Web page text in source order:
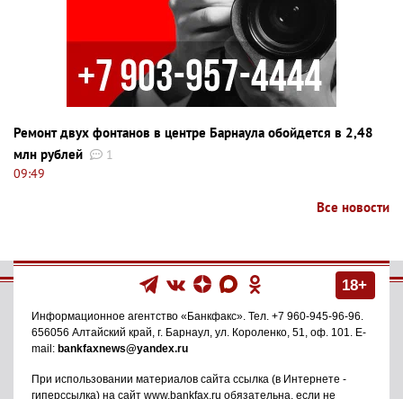
Ремонт двух фонтанов в центре Барнаула обойдется в 2,48
млн рублей
1
09:49
Все новости
18+
Информационное агентство «Банкфакс» . Тел. +7 960-945-96-96
656056 Алтайский край, г. Барнаул ул. Короленко, 51, оф. 101
. E-
mail: bankfaxnews@yandex.ru
При использовании материалов сайта ссылка (в Интернете -
гиперссылка) на сайт www.bankfax.ru обязательна, если не